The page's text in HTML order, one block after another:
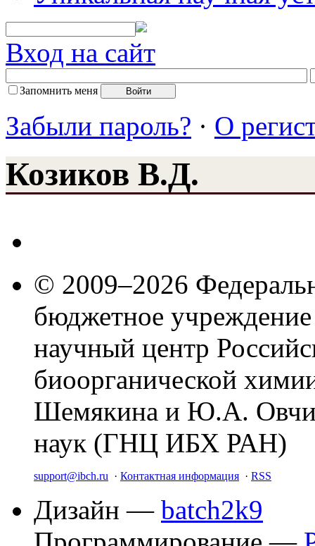
Вход на сайт
Запомнить меня
Забыли пароль? · О
Козиков В.Д.
© 2009–2026
бюджетное
научный центр
биоорганической
Шемякина и Ю.А.
наук (ГНЦ ИБХ РАН)
support@ibch.ru · Контактная информация · RSS
Дизайн — batch2k9